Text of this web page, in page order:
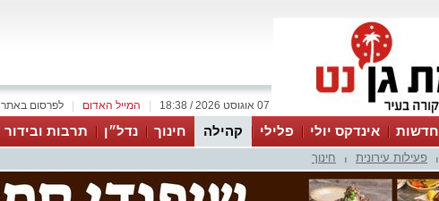
לפרסום באתר המייל האדום 07 אוגוסט 2026 / 18:38
חדשות אינדקס יולי פלילי קהילה חינוך נדל״ן תרבות ובידור
פעילות עירונית חינוך